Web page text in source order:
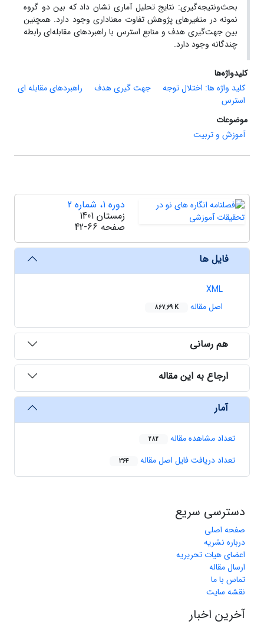
بحث‌ونتیجه‌گیری: نتایج تحلیل آماری نشان داد که بین دو گروه
نمونه در متغیرهای پژوهش تفاوت معناداری وجود دارد. همچنین
بین جهت‌گیری هدف و منابع استرس با راهبردهای مقابله‌ای رابطه
چندگانه وجود دارد.
کلیدواژه‌ها
کلید واژه ها: اختلال توجه
جهت گیری هدف
راهبردهای مقابله ای
استرس
موضوعات
آموزش و تربیت
دوره 1، شماره 2
زمستان 1401
صفحه 42-66
فایل ها
XML
اصل مقاله
867.69 K
هم رسانی
ارجاع به این مقاله
آمار
تعداد مشاهده مقاله 282
تعداد دریافت فایل اصل مقاله 364
دسترسی سریع
صفحه اصلی
درباره نشریه
اعضای هیات تحریریه
ارسال مقاله
تماس با ما
نقشه سایت
آخرین اخبار